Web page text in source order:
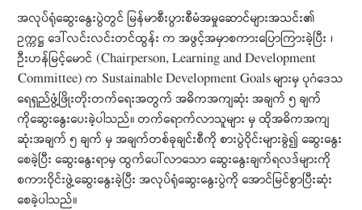
အလုပ်ရုံဆွေးနွေးပွဲတွင် မြန်မာစီးပွားစီမံအမှုဆောင်များအသင်း၏
ဥက္ကဋ ္ဌ ဒေါ်လင်းလင်းတင်ထွန်း က အဖွင့်အမှာစကားပြောကြားခဲ့ပြီး ၊
ဦးဟန်မြင့်မောင် (Chairperson, Learning and Development
Committee) က Sustainable Development Goals များမှ ပုဂံဒေသ
ရေရှည်ဖွံ့ဖြိုးတိုးတက်ရေးအတွက် အဓိကအကျဆုံး အချက် ၅ ချက်
ကိုဆွေးနွေးပေးခဲ့ပါသည်။ တက်ရောက်လာသူများ မှ ထိုအဓိကအကျ
ဆုံးအချက် ၅ ချက် မှ အချက်တစ်ခုချင်းစီကို စားပွဲဝိုင်းများခွဲ၍ ဆွေးနွေး
စေခဲ့ပြီး ဆွေးနွေးရာမှ ထွက်ပေါ်လာသော ဆွေးနွေးချက်ရလဒ်များကို
စကားဝိုင်းဖွဲ့ဆွေးနွေးခဲ့ပြီး အလုပ်ရုံဆွေးနွေးပွဲကို အောင်မြင်စွာပြီးဆုံး
စေခဲ့ပါသည်။